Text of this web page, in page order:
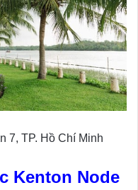
7, TP. Hồ Chí Minh
Kenton Node